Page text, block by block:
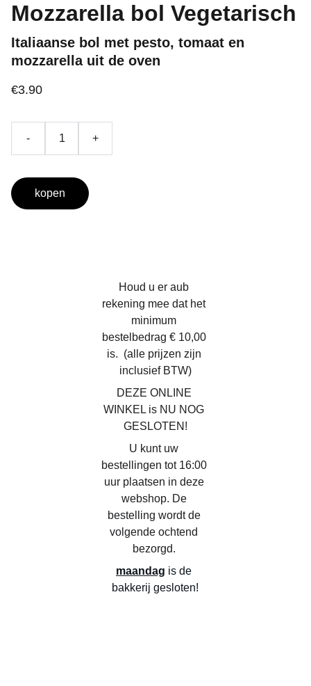
Mozzarella bol Vegetarisch
Italiaanse bol met pesto, tomaat en
mozzarella uit de oven
€3.90
- +
kopen
Houd u er aub
rekening mee dat het
minimum
bestelbedrag € 10,00
is.  (alle prijzen zijn
inclusief BTW)
DEZE ONLINE
WINKEL is NU NOG
GESLOTEN!
U kunt uw
bestellingen tot 16:00
uur plaatsen in deze
webshop. De
bestelling wordt de
volgende ochtend
bezorgd.
maandag is de
bakkerij gesloten!